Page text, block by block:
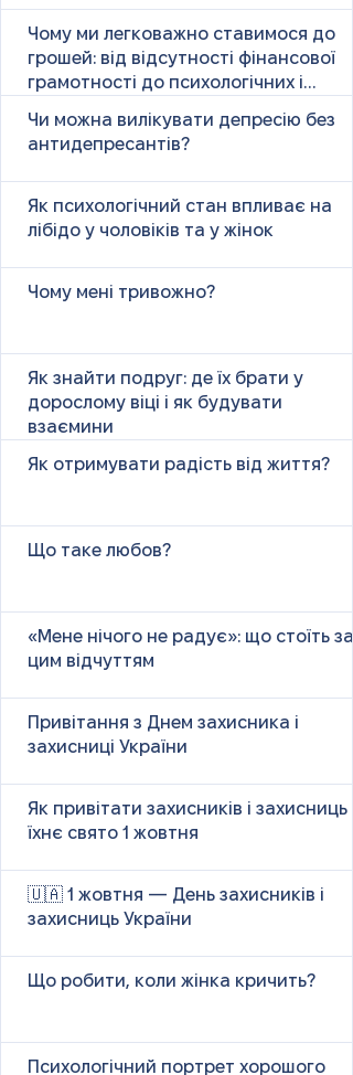
Чому ми легковажно ставимося до
грошей: від відсутності фінансової
грамотності до психологічних і
Чи можна вилікувати депресію без
антидепресантів?
Як психологічний стан впливає на
лібідо у чоловіків та у жінок
Чому мені тривожно?
Як знайти подруг: де їх брати у
дорослому віці і як будувати
взаємини
Як отримувати радість від життя?
Що таке любов?
«Мене нічого не радує»: що стоїть за
цим відчуттям
Привітання з Днем захисника і
захисниці України
Як привітати захисників і захисниць у
їхнє свято 1 жовтня
🇺🇦 1 жовтня — День захисників і
захисниць України
Що робити, коли жінка кричить?
Психологічний портрет хорошого